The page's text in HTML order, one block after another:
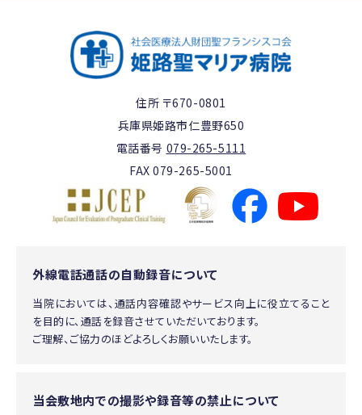
住所 〒670-0801
兵庫県姫路市仁豊野650
電話番号 079-265-5111
FAX 079-265-5001
外線電話通話の自動録音について
当院においては、通話内容確認やサービス向上に役立てること
を目的に、通話を録音させていただいております。
ご理解、ご協力のほどよろしくお願いいたします。
当会敷地内での撮影や録音等の禁止について